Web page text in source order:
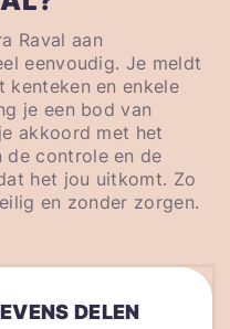
Raval aan
eenvoudig. Je meldt
kenteken en enkele
je een bod van
akkoord met het
de controle en de
het jou uitkomt. Zo
en zonder zorgen.
DELEN